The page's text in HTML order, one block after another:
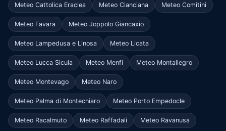
Meteo Cattolica Eraclea Meteo Cianciana Meteo Comitini
Meteo Favara Meteo Joppolo Giancaxio
Meteo Lampedusa e Linosa Meteo Licata
Meteo Lucca Sicula Meteo Menfi Meteo Montallegro
Meteo Montevago Meteo Naro
Meteo Palma di Montechiaro Meteo Porto Empedocle
Meteo Racalmuto Meteo Raffadali Meteo Ravanusa